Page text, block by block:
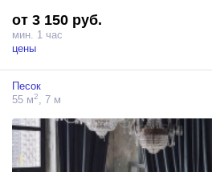
Пространство оснащено мансардным
максимум естественного света,
блэкаут и тремя источниками Profoto D1
от 3 150 руб.
мин. 1 час
цены
Песок
55 м2 , 7 м